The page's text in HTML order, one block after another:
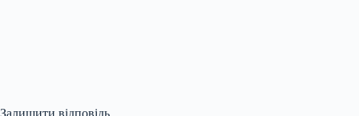
Залишити відповідь